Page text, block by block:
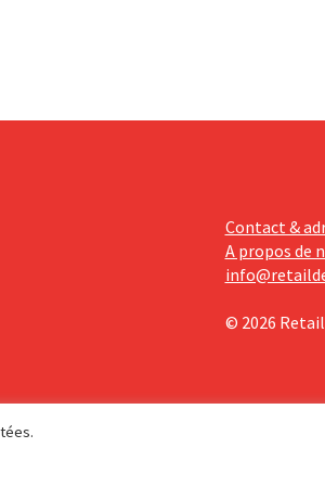
Contact &
A propos de
© 2026